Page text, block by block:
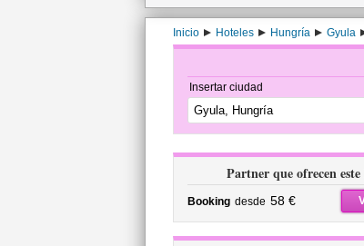
Inicio Hoteles Hungría Gyula
Insertar ciudad
Partner que ofrecen
Booking desde 58 €